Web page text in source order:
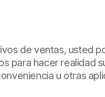
de ventas, usted
para hacer realidad
u otras